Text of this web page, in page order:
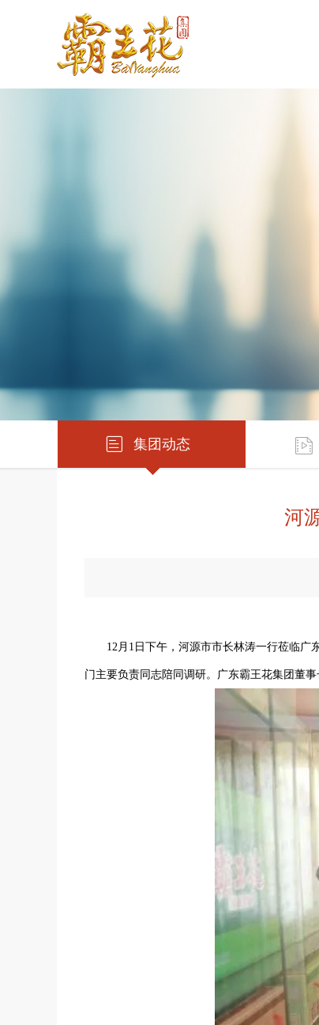
集团动态
河
12月1日下午，河源市市长林涛一行莅临
门主要负责同志陪同调研。广东霸王花集团董